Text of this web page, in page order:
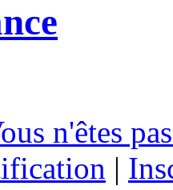
n'êtes
|